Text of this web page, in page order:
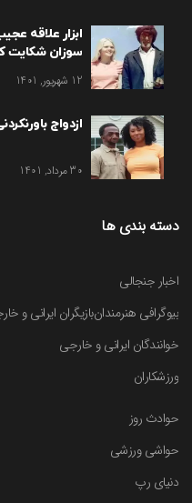
ابزار علاقه
سوزان شکایت
12 شهریور, 1401
ازدواج
30 مرداد, 1401
دسته بندی ها
اخبار جنجالی
بیوگرافی هنرمندانبازیگران ایرانی و
خوانندگان ایرانی و خارجی
ورزشکاران
حوادث روز
حواشی ورزشی
دنیای رپ